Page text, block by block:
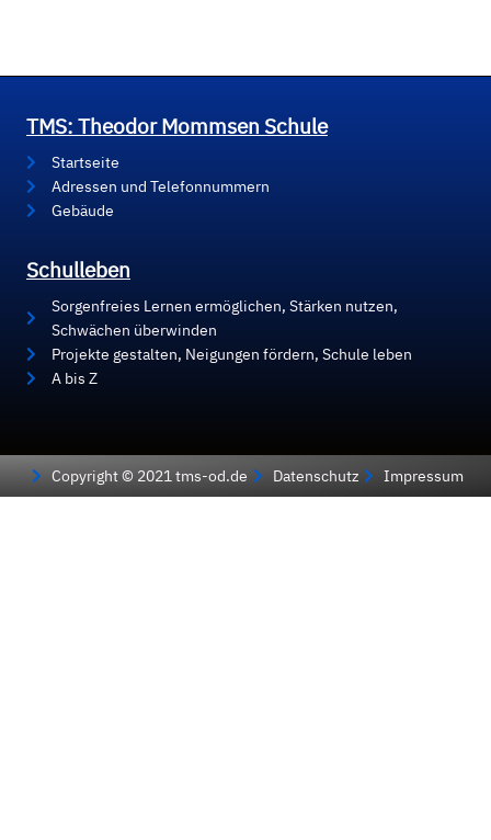
TMS: Theodor Mommsen Schule
Startseite
Adressen und Telefonnummern
Gebäude
Schulleben
Sorgenfreies Lernen ermöglichen, Stärken nutzen,
Schwächen überwinden
Projekte gestalten, Neigungen fördern, Schule leben
A bis Z
Copyright © 2021 tms-od.de Datenschutz Impressum